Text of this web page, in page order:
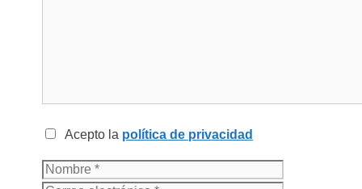
Acepto la política de privacidad